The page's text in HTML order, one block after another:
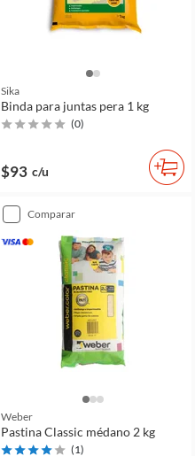
Sika
Binda para juntas pera 1 kg
(0)
$93 c/u
comparar
Weber
Pastina Classic médano 2 kg
(1)